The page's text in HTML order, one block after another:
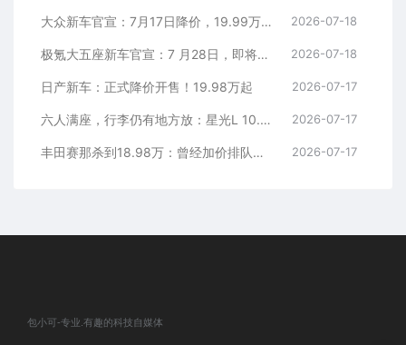
大众新车官宣：7月17日降价，19.99万元起 2026-07-18
极氪大五座新车官宣：7 月28日，即将上市 2026-07-18
日产新车：正式降价开售！19.98万起 2026-07-17
六人满座，行李仍有地方放：星光L 10.98万元起 2026-07-17
丰田赛那杀到18.98万：曾经加价排队的MPV，这次真把价格打下来了 2026-07-17
包小可-专业.有趣的科技自媒体